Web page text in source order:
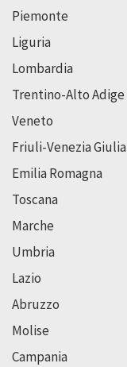
Piemonte
Liguria
Lombardia
Trentino-Alto Adige
Veneto
Friuli-Venezia Giulia
Emilia Romagna
Toscana
Marche
Umbria
Lazio
Abruzzo
Molise
Campania